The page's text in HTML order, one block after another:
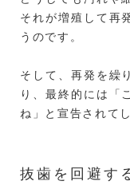
それが増殖して再
うのです。
そして、再発を繰
り、最終的には「
ね」と宣告されて
抜歯を回避す